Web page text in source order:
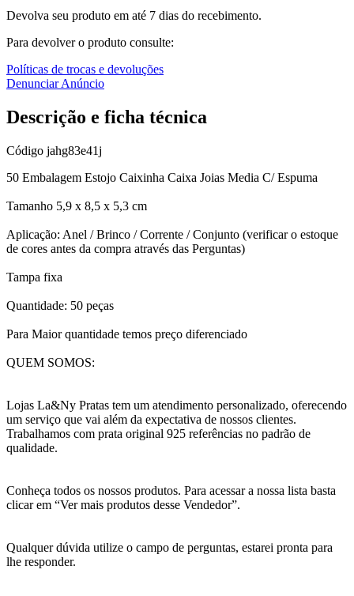
Devolva seu produto em até 7 dias do recebimento.
Para devolver o produto consulte:
Políticas de trocas e devoluções
Denunciar Anúncio
Descrição e ficha técnica
Código jahg83e41j
50 Embalagem Estojo Caixinha Caixa Joias Media C/ Espuma
Tamanho 5,9 x 8,5 x 5,3 cm
Aplicação: Anel / Brinco / Corrente / Conjunto (verificar o estoque
de cores antes da compra através das Perguntas)
Tampa fixa
Quantidade: 50 peças
Para Maior quantidade temos preço diferenciado
QUEM SOMOS:
Lojas La&Ny Pratas tem um atendimento personalizado, oferecendo
um serviço que vai além da expectativa de nossos clientes.
Trabalhamos com prata original 925 referências no padrão de
qualidade.
Conheça todos os nossos produtos. Para acessar a nossa lista basta
clicar em “Ver mais produtos desse Vendedor”.
Qualquer dúvida utilize o campo de perguntas, estarei pronta para
lhe responder.